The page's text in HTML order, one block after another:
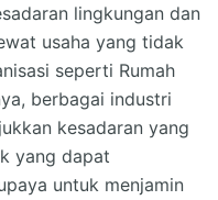
lingkungan dan
usaha yang tidak
seperti Rumah
berbagai industri
kesadaran yang
yang dapat
untuk menjamin